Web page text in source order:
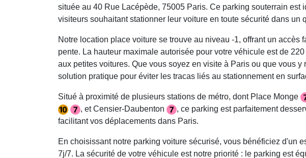
située au 40 Rue Lacépède, 75005 Paris. Ce parking souterrain est
visiteurs souhaitant stationner leur voiture en toute sécurité dans un
Notre location place voiture se trouve au niveau -1, offrant un accès
pente. La hauteur maximale autorisée pour votre véhicule est de
aux petites voitures. Que vous soyez en visite à Paris ou que vous y
solution pratique pour éviter les tracas liés au stationnement en
Situé à proximité de plusieurs stations de métro, dont Place Monge
, etCensier-Daubenton
, ce parking est parfaitement
facilitant vos déplacements dans Paris.
En choisissant notre parking voiture sécurisé, vous bénéficiez d'un
7j/7. La sécurité de votre véhicule est notre priorité : le parking est